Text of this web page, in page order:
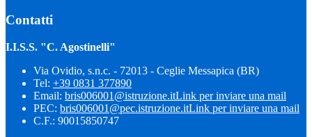
Contatti
I.I.S.S. "C. Agostinelli"
Via Ovidio, s.n.c. - 72013 - Ceglie Messapica (BR)
Tel: +39 0831 377890
Email: bris006001@istruzione.itLink per inviare una mail
PEC: bris006001@pec.istruzione.itLink per inviare una mail
C.F.: 90015850747